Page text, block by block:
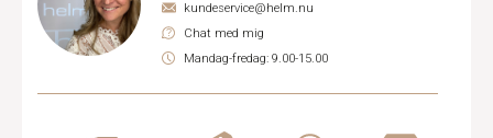
kundeservice@helm.nu
Chat med mig
Mandag-fredag: 9.00-15.00